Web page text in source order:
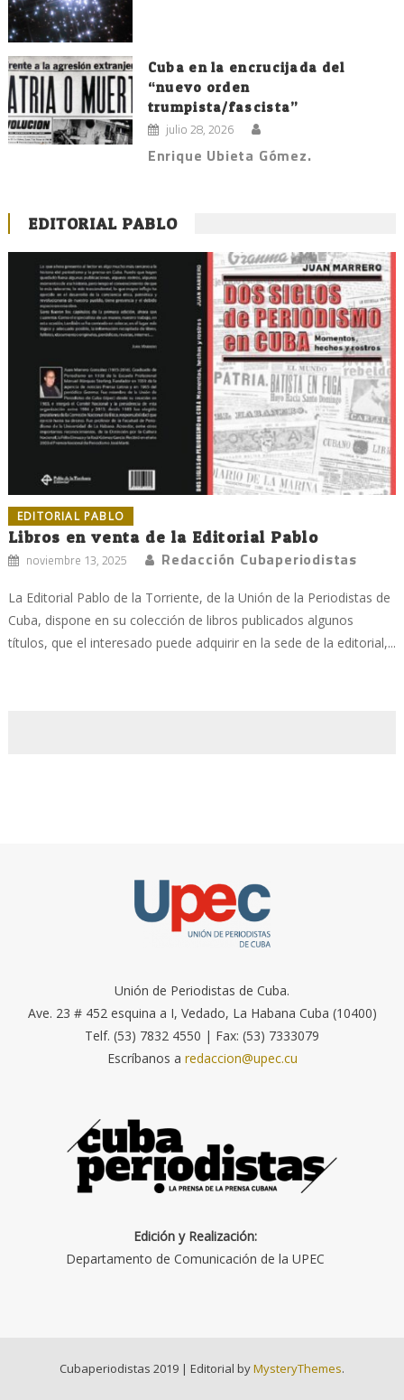
Cuba en la encrucijada del
“nuevo orden
trumpista/fascista”
julio 28, 2026
Enrique Ubieta Gómez.
EDITORIAL PABLO
EDITORIAL PABLO
Libros en venta de la Editorial Pablo
noviembre 13, 2025 Redacción Cubaperiodistas
La Editorial Pablo de la Torriente, de la Unión de la Periodistas de
Cuba, dispone en su colección de libros publicados algunos
títulos, que el interesado puede adquirir en la sede de la editorial,...
Unión de Periodistas de Cuba.
Ave. 23 # 452 esquina a I, Vedado, La Habana Cuba (10400)
Telf. (53) 7832 4550 | Fax: (53) 7333079
Escríbanos a redaccion@upec.cu
Edición y Realización:
Departamento de Comunicación de la UPEC
Cubaperiodistas 2019 | Editorial byMysteryThemes.